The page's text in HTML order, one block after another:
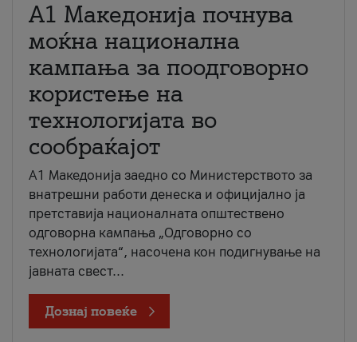
A1 Македонија почнува
моќна национална
кампања за поодговорно
користење на
технологијата во
сообраќајот
A1 Македонија заедно со Министерството за
внатрешни работи денеска и официјално ја
претставија националната општествено
одговорна кампања „Одговорно со
технологијата“, насочена кон подигнување на
јавната свест...
Дознај повеќе